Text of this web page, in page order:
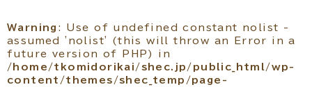
Warning : Use of undefined constant nolist -
assumed 'nolist' (this will throw an Error in a
future version of PHP) in
/home/tkomidorikai/shec.jp/public_html/wp-
content/themes/shec_temp/page-